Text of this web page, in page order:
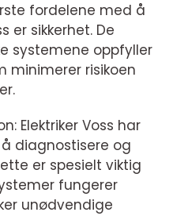
fordelene med å
er sikkerhet. De
systemene oppfyller
minimerer risikoen
Elektriker Voss har
diagnostisere og
er spesielt viktig
fungerer
unødvendige